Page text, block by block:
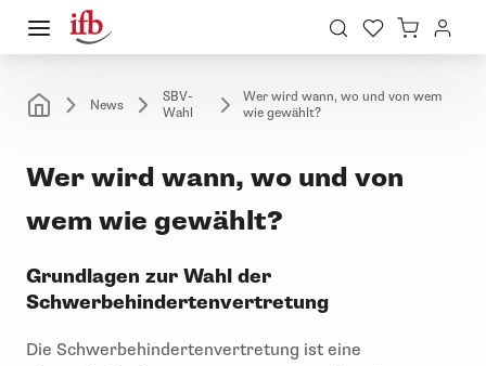
News
SBV-
Wahl
Wer wird wann, wo und von wem
wie gewählt?
Wer wird wann, wo und von
wem wie gewählt?
Grundlagen zur Wahl der
Schwerbehindertenvertretung
Die Schwerbehindertenvertretung ist eine